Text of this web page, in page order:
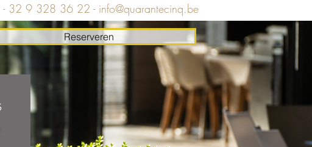
- 32 9 328 36 22 - info@quarantecinq.be
Reserveren